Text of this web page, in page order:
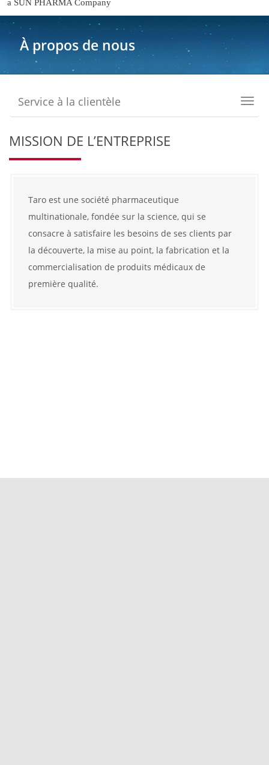
a SUN PHARMA Company
À propos de nous
Service à la clientèle
MISSION DE L’ENTREPRISE
Taro est une société pharmaceutique
multinationale, fondée sur la science, qui se
consacre à satisfaire les besoins de ses clients par
la découverte, la mise au point, la fabrication et la
commercialisation de produits médicaux de
première qualité.